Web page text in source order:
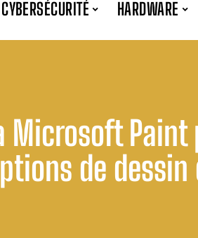
CYBERSÉCURITÉ HARDWARE
Microsoft Paint
de